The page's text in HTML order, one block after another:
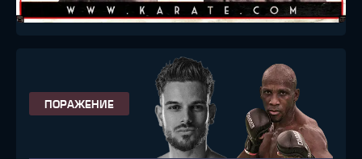
ПОРАЖЕНИЕ